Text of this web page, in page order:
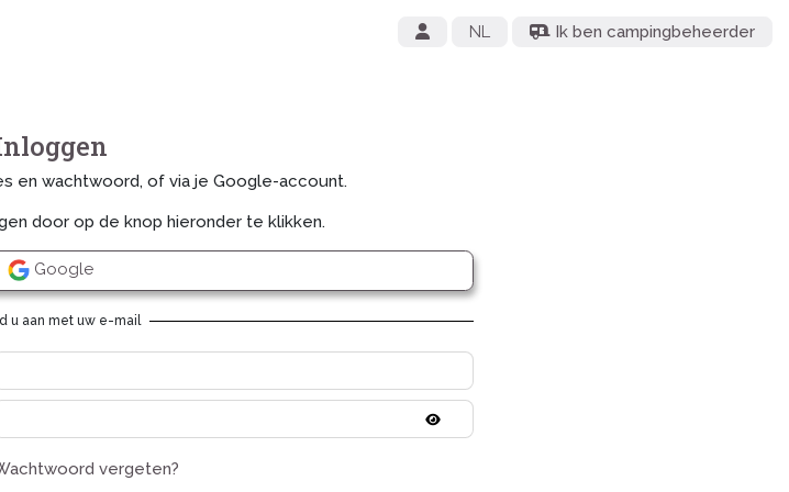
NL Ik ben campingbeheerder
en wachtwoord, of via je Google-account.
door op de knop hieronder te klikken.
Google
u aan met uw e-mail
vergeten?